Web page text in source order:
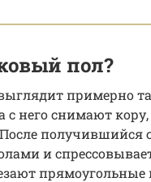
пол?
примерно
с него снимают
получившийся
и